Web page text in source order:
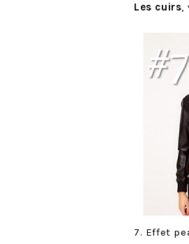
Les cuirs,
7. Effet